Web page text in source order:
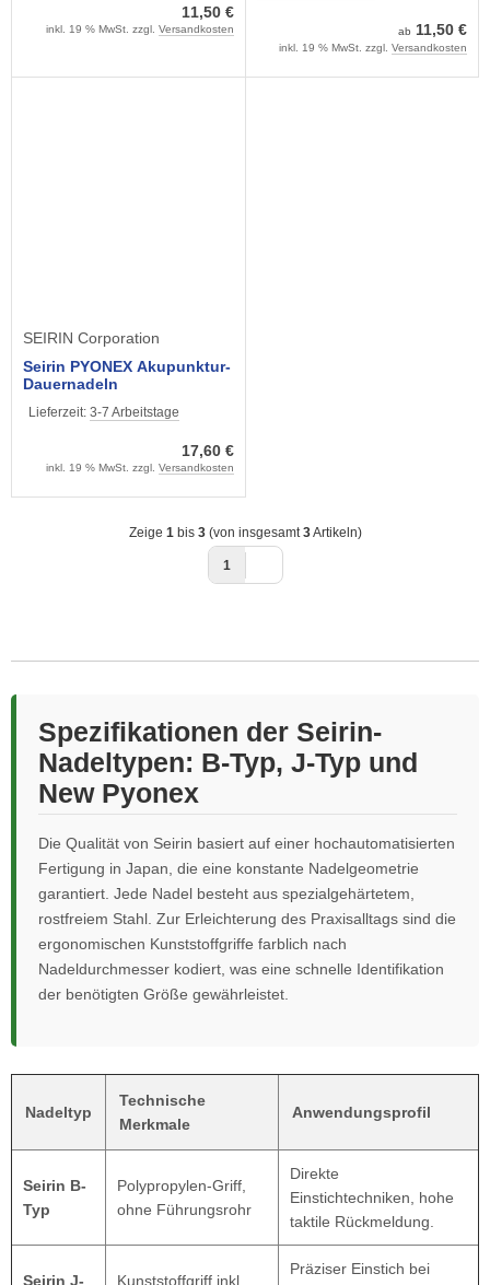
11,50 €
inkl. 19 % MwSt. zzgl. Versandkosten ab 11,50 €
inkl. 19 % MwSt. zzgl. Versandkosten
SEIRIN Corporation
Seirin PYONEX Akupunktur-
Dauernadeln
Lieferzeit: 3-7 Arbeitstage
17,60 €
inkl. 19 % MwSt. zzgl. Versandkosten
Zeige 1bis 3(von insgesamt3Artikeln)
1
Spezifikationen der Seirin-
Nadeltypen: B-Typ, J-Typ und
New Pyonex
Die Qualität von Seirin basiert auf einer hochautomatisierten
Fertigung in Japan, die eine konstante Nadelgeometrie
garantiert. Jede Nadel besteht aus spezialgehärtetem,
rostfreiem Stahl. Zur Erleichterung des Praxisalltags sind die
ergonomischen Kunststoffgriffe farblich nach
Nadeldurchmesser kodiert, was eine schnelle Identifikation
der benötigten Größe gewährleistet.
Nadeltyp
Technische
Merkmale
Anwendungsprofil
Seirin B-
Typ
Polypropylen-Griff,
ohne Führungsrohr
Direkte
Einstichtechniken, hohe
taktile Rückmeldung.
Seirin J- Kunststoffgriff inkl.
Präziser Einstich bei